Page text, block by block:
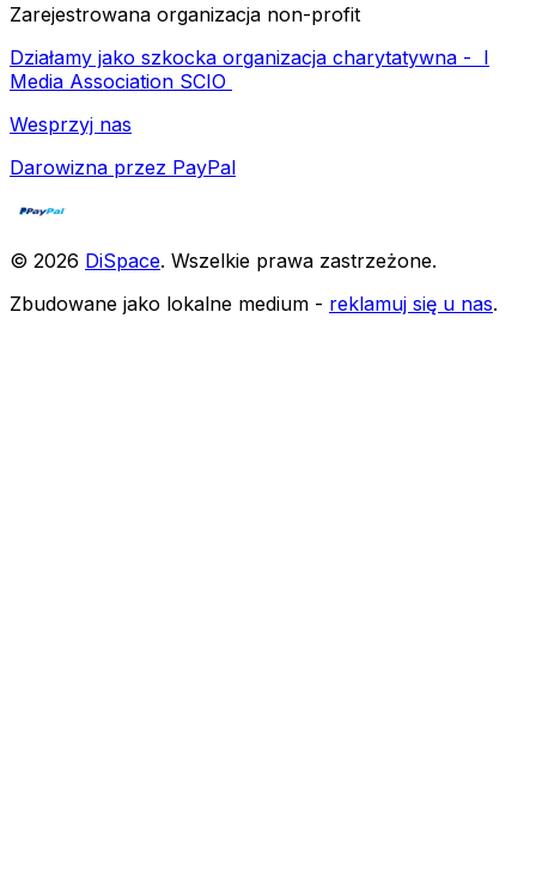
Zarejestrowana organizacja non-profit
Działamy jako szkocka organizacja charytatywna - I
Media Association SCIO
Wesprzyj nas
Darowizna przez PayPal
© 2026 DiSpace. Wszelkie prawa zastrzeżone.
Zbudowane jako lokalne medium - reklamuj się u nas.